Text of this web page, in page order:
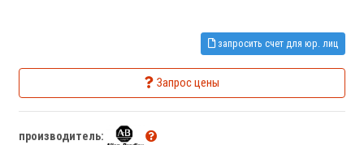
запросить счет для юр. лиц
Запрос цены
производитель: